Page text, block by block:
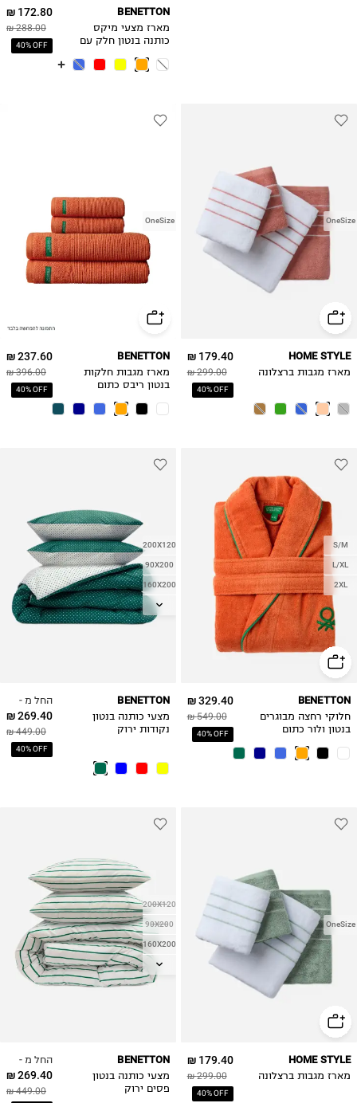
172.80 ₪
288.00 ₪
40% OFF
BENETTON
מארז מצעי מיקס
כותנה בנטון חלק עם
OneSize
179.40 ₪
299.00 ₪
40% OFF
HOME STYLE
מארז מגבות ברצלונה
OneSize
237.60 ₪
396.00 ₪
40% OFF
BENETTON
מארז מגבות חלקות
בנטון ריבס כתום
S/M
L/XL
2XL
329.40 ₪
549.00 ₪
40% OFF
BENETTON
חלוקי רחצה מבוגרים
בנטון ולור כתום
200X120
90X200
160X200
200X140
180X200
החל מ -
269.40 ₪
449.00 ₪
40% OFF
BENETTON
מצעי כותנה בנטון
נקודות ירוק
OneSize
179.40 ₪
299.00 ₪
40% OFF
HOME STYLE
מארז מגבות ברצלונה
200X120
90X200
160X200
200X140
180X200
החל מ -
269.40 ₪
449.00 ₪
BENETTON
מצעי כותנה בנטון
פסים ירוק